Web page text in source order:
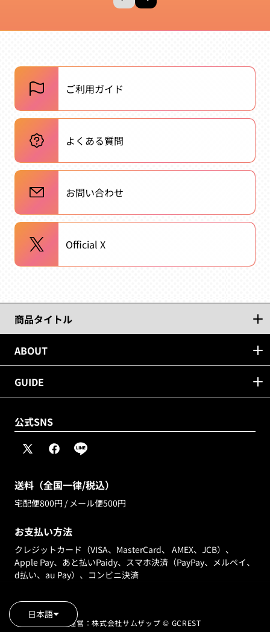
ご利用ガイド
よくある質問
お問い合わせ
Official X
商品タイトル
ABOUT
GUIDE
公式SNS
X
Facebook
Line
送料（全国一律/税込）
宅配便800円 / メール便500円
お支払い方法
クレジットカード（VISA、MasterCard、 AMEX、JCB）、
Apple Pay、あと払いPaidy、スマホ決済（PayPay、メルペイ、
d払い、au Pay）、コンビニ決済
運営：株式会社サムザップ © GCREST
日本語